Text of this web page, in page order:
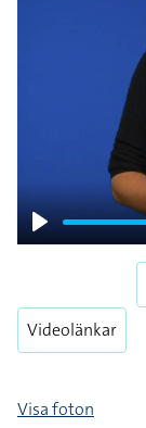
Play
Videolänkar
Visa foton